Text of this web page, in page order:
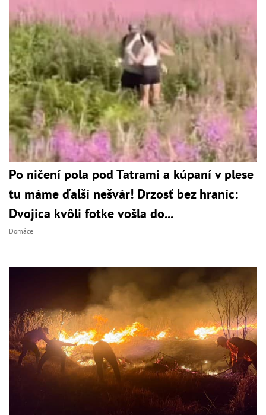
Po ničení pola pod Tatrami a kúpaní v plese
tu máme ďalší nešvár! Drzosť bez hraníc:
Dvojica kvôli fotke vošla do...
Domáce